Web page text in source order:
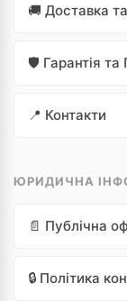
🚚 Доставка
🛡️ Гарантія та
📍 Контакти
ЮРИДИЧНА
📄 Публічна
🔒 Політика